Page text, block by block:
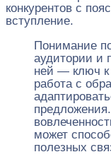
конкурентов с
вступление.
Понимание
аудитории и
ней — ключ к
работа с
может
полезных